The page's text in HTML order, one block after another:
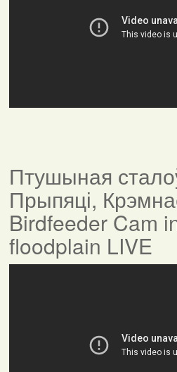
Птушыная
Прыпяці,
Birdfeeder Cam
floodplain LIVE